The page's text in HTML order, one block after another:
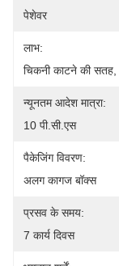
पेशेवर
लाभ:
चिकनी काटने की
न्यूनतम आदेश मात्रा:
10 पी.सी.एस
पैकेजिंग विवरण:
अलग कागज बॉक्स
प्रसव के समय:
7 कार्य दिवस